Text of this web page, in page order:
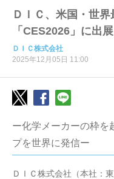
ＤＩＣ、米国・世
「CES2026」に出展
ＤＩＣ株式会社
2025年12月05日 11:00
ー化学メーカーの枠を
プを世界に発信ー
ＤＩＣ株式会社（本社：